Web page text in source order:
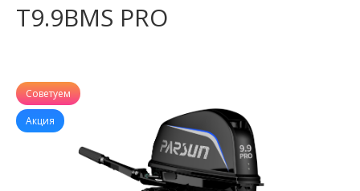
T9.9BMS PRO
Советуем
Акция